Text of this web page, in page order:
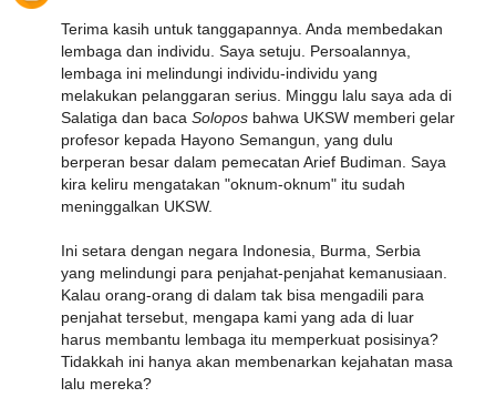
Terima kasih untuk tanggapannya. Anda membedakan
lembaga dan individu. Saya setuju. Persoalannya,
lembaga ini melindungi individu-individu yang
melakukan pelanggaran serius. Minggu lalu saya ada di
Salatiga dan baca Solopos bahwa UKSW memberi gelar
profesor kepada Hayono Semangun, yang dulu
berperan besar dalam pemecatan Arief Budiman. Saya
kira keliru mengatakan "oknum-oknum" itu sudah
meninggalkan UKSW.
Ini setara dengan negara Indonesia, Burma, Serbia
yang melindungi para penjahat-penjahat kemanusiaan.
Kalau orang-orang di dalam tak bisa mengadili para
penjahat tersebut, mengapa kami yang ada di luar
harus membantu lembaga itu memperkuat posisinya?
Tidakkah ini hanya akan membenarkan kejahatan masa
lalu mereka?